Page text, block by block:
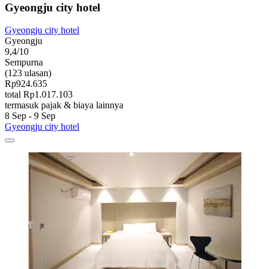
Gyeongju city hotel
Gyeongju city hotel
Gyeongju
9,4/10
Sempurna
(123 ulasan)
Rp924.635
total Rp1.017.103
termasuk pajak & biaya lainnya
8 Sep - 9 Sep
Gyeongju city hotel